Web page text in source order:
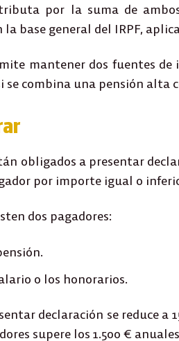
por la suma de
base general del IRPF,
mantener dos fuentes de
se combina una pensión alta
obligados a presentar
por importe igual o
dos pagadores:
o los honorarios.
declaración se reduce a
supere los 1.500 €